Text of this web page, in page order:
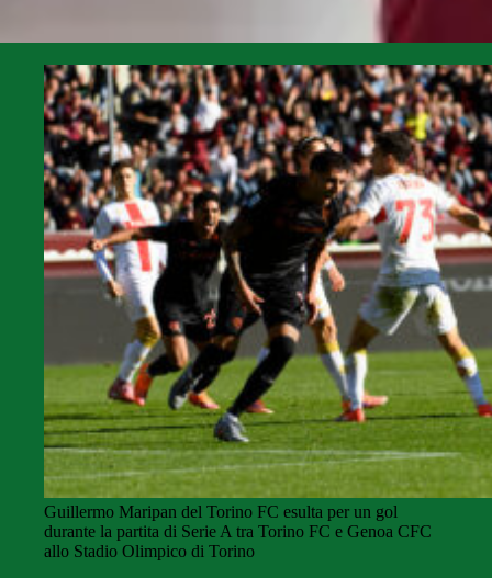
Guillermo Maripan del Torino FC esulta per un gol
durante la partita di Serie A tra Torino FC e Genoa CFC
allo Stadio Olimpico di Torino